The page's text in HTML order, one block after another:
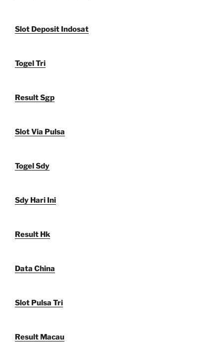
Slot Deposit Indosat
Togel Tri
Result Sgp
Slot Via Pulsa
Togel Sdy
Sdy Hari Ini
Result Hk
Data China
Slot Pulsa Tri
Result Macau